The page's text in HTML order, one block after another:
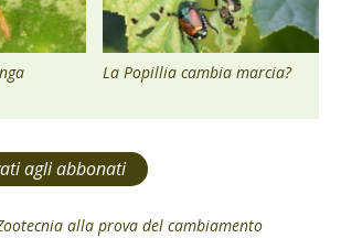
La Popillia cambia marcia?
agli abbonati
alla prova del cambiamento